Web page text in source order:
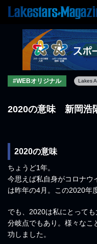
#WEBオリジナル Lakes
2020の意味 新岡浩
2020の意味
ちょうど1年。
今思えば私自身がコロナウ
は昨年の4月。この2020年
でも、2020は私にとって
分岐点でもあり。様々なこ
功しました。